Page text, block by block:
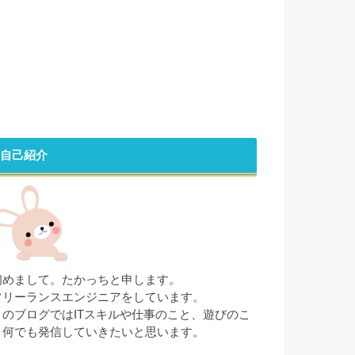
自己紹介
まして。たかっちと申します。
ーランスエンジニアをしています。
のブログではITスキルや仕事のこと、遊びのこ
でも発信していきたいと思います。